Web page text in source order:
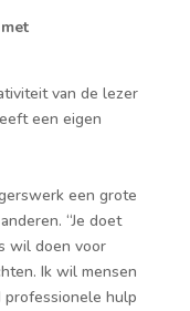
van de lezer
een eigen
een grote
“Je doet
wil doen voor
Ik wil mensen
hulp